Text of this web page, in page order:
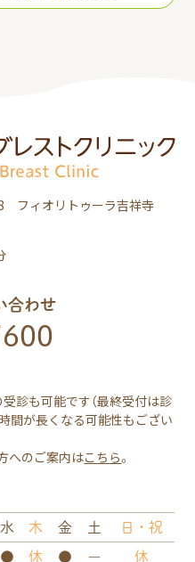
フィオリトゥーラ吉祥寺
合わせ
診も可能です（最終受付は診
間が長くなる可能性もござい
へのご案内はこちら。
水 木 金 土 日・祝
● 休 ● ー 休